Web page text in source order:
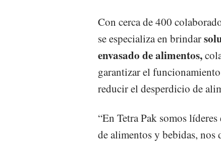
Con cerca de 400
se especializa en brindar
envasado de alimentos,
garantizar el
reducir el desperdicio de
“En Tetra Pak somos
de alimentos y bebidas,